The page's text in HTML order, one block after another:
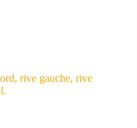
rive gauche, rive